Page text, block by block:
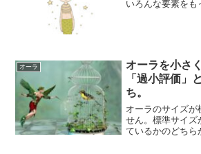
いろんな要素をも
オーラ
オーラを小さ
「過小評価」
ち。
オーラのサイズが
せん。標準サイズ
ているかのどちら